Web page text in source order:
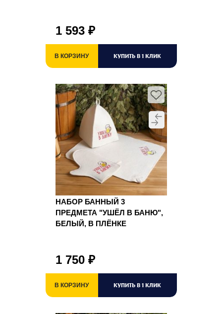
1 593 ₽
В КОРЗИНУ КУПИТЬ В 1 КЛИК
НАБОР БАННЫЙ 3
ПРЕДМЕТА "УШЁЛ В БАНЮ",
БЕЛЫЙ, В ПЛЁНКЕ
1 750 ₽
В КОРЗИНУ КУПИТЬ В 1 КЛИК